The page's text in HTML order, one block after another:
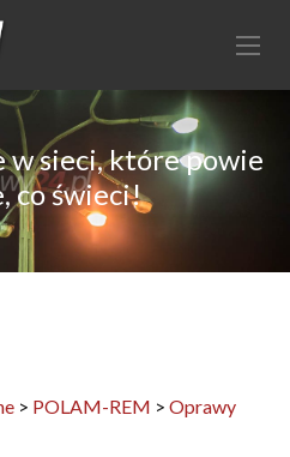
w sieci, które powie
co świeci!
> POLAM-REM > Oprawy